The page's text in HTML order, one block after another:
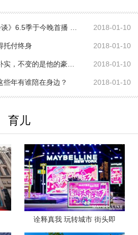
2018-01-10
托付终身 2018-01-10
2018-01-10
些年有谁陪在身边？ 2018-01-10
育儿
诠释真我 玩转城市 街头即